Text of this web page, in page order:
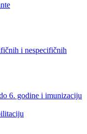
i nespecifičnih
6. godine i imunizaciju